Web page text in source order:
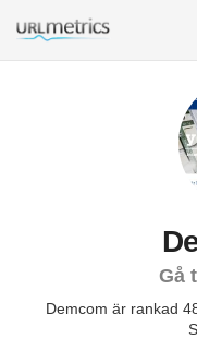
Gå
Demcom är rankad